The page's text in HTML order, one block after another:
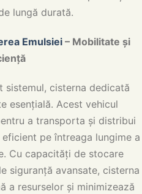
lungă durată.
Emulsiei– Mobilitate și
sistemul, cisterna dedicată
esențială. Acest vehicul
a transporta și distribui
pe întreaga lungime a
Cu capacități de stocare
siguranță avansate, cisterna
a resurselor și minimizează